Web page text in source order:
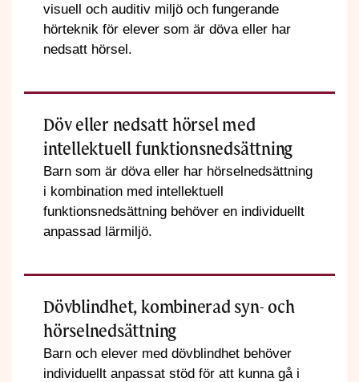
visuell och auditiv miljö och fungerande
hörteknik för elever som är döva eller har
nedsatt hörsel.
Döv eller nedsatt hörsel med
intellektuell funktionsnedsättning
Barn som är döva eller har hörselnedsättning
i kombination med intellektuell
funktionsnedsättning behöver en individuellt
anpassad lärmiljö.
Dövblindhet, kombinerad syn- och
hörselnedsättning
Barn och elever med dövblindhet behöver
individuellt anpassat stöd för att kunna gå i